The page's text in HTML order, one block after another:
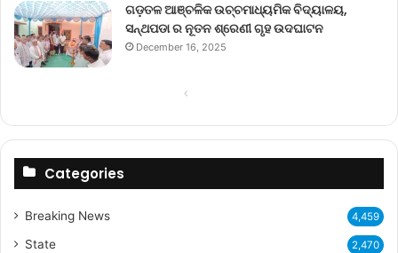
ଗଡ଼ତଳ ଆଞ୍ଚଳିକ ଉଚ୍ଚମାଧ୍ୟମିକ ବିଦ୍ୟାଳୟ,
ସନ୍ଥପଡା ର ନୂତନ ଶ୍ରେଣୀ ଗୃହ ଉଦଘାଟନ
December 16, 2025
Previous
Categories
Breaking News 4,459
State 2,470